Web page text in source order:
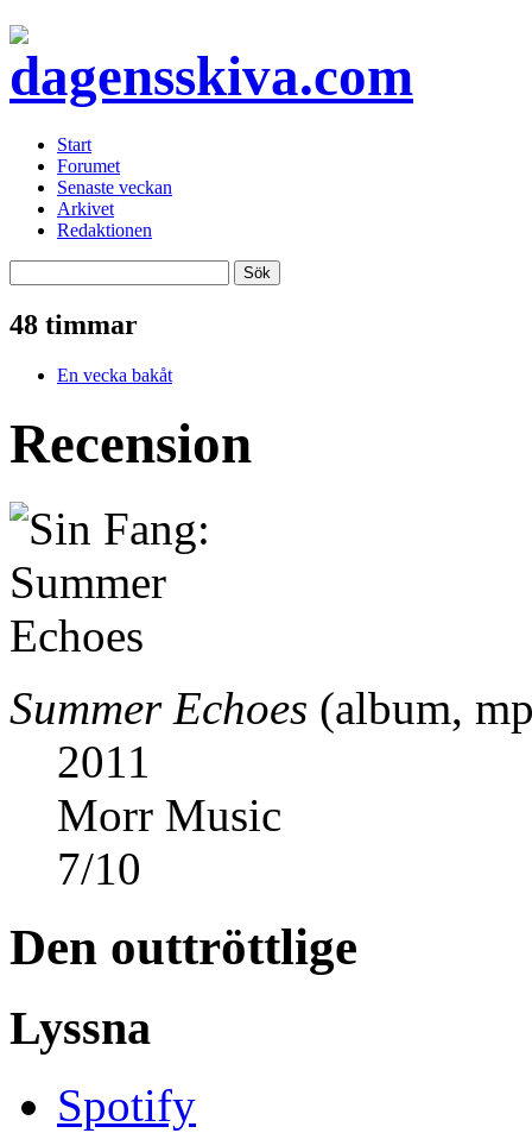
Start
Forumet
Senaste veckan
Arkivet
Redaktionen
48 timmar
En vecka bakåt
Recension
Summer Echoes (album,
2011
Morr Music
7/10
Den outtröttlige
Lyssna
Spotify